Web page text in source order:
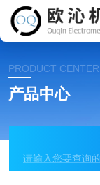
PRODUCT CENTER
产品中心